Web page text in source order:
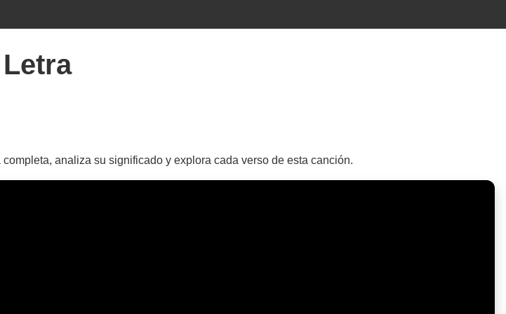
analiza su significado y explora cada verso de esta canción.